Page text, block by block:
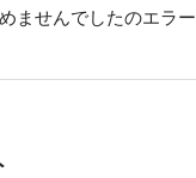
ませんでしたのエラー